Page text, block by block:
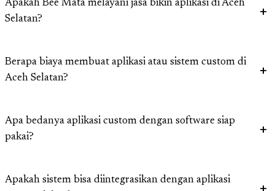
Apakah Bee Mata melayani jasa bikin aplikasi di Aceh
Selatan?
Berapa biaya membuat aplikasi atau sistem custom di
Aceh Selatan?
Apa bedanya aplikasi custom dengan software siap
pakai?
Apakah sistem bisa diintegrasikan dengan aplikasi